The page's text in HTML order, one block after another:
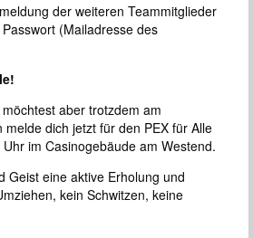
der weiteren Teammitglieder
(Mailadresse des
aber trotzdem am
melde dich jetzt für den PEX für Alle
im Casinogebäude am Westend.
Geist eine aktive Erholung und
kein Schwitzen, keine